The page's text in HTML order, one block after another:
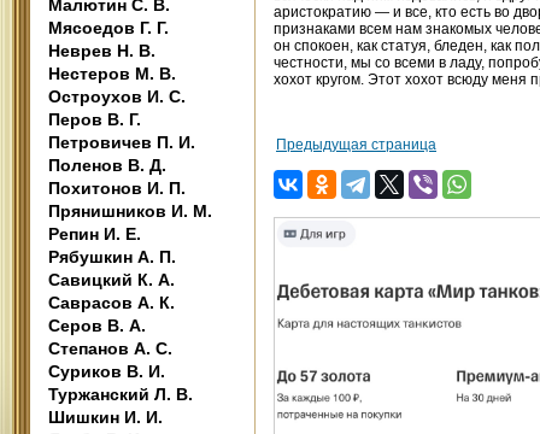
Малютин С. В.
Мясоедов Г. Г.
Неврев Н. В.
Нестеров М. В.
Остроухов И. С.
Перов В. Г.
Петровичев П. И.
Поленов В. Д.
Похитонов И. П.
Прянишников И. М.
Репин И. Е.
Рябушкин А. П.
Савицкий К. А.
Саврасов А. К.
Серов В. А.
Степанов А. С.
Суриков В. И.
Туржанский Л. В.
Шишкин И. И.
аристократию — и все, кто есть во
признаками всем нам знакомых
он спокоен, как статуя, бледен, как
честности, мы со всеми в ладу,
хохот кругом. Этот хохот всюду меня
Предыдущая страница